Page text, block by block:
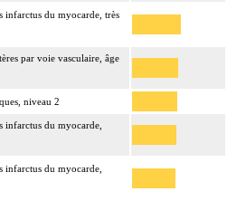
infarctus du myocarde, très
par voie vasculaire, âge
niveau 2
infarctus du myocarde,
infarctus du myocarde,